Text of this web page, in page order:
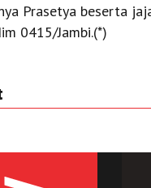
Prasetya beserta
0415/Jambi.(*)